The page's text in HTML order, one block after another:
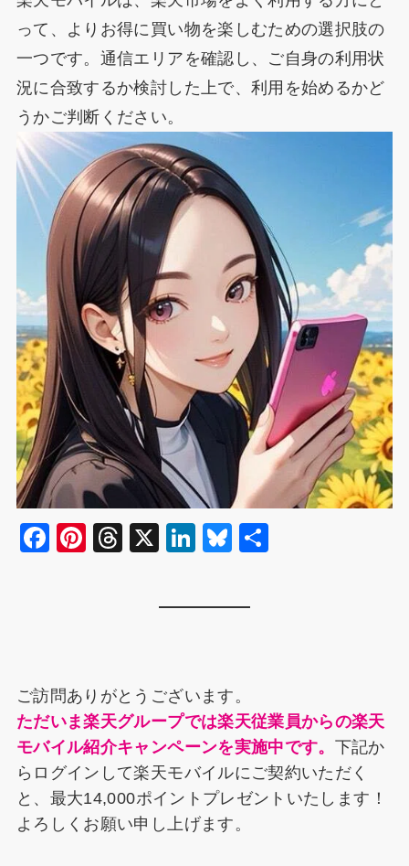
って、よりお得に買い物を楽しむための選択肢の
一つです。通信エリアを確認し、ご自身の利用状
況に合致するか検討した上で、利用を始めるかど
うかご判断ください。
F
o
o
k
Pi
T
s
X
Li
n
Bl
y
ご訪問ありがとうございます。
ただいま楽天グループでは楽天従業員からの楽天
モバイル紹介キャンペーンを実施中です。 下記か
らログインして楽天モバイルにご契約いただく
と、最大14,000ポイントプレゼントいたします！
よろしくお願い申し上げます。